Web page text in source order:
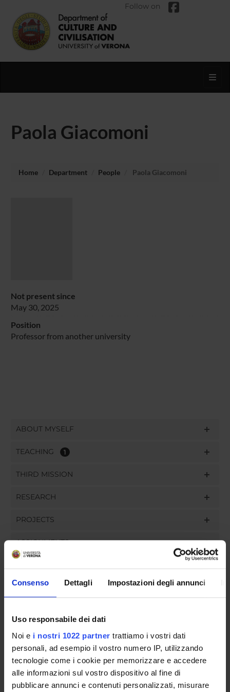
Consenso Dettagli Impostazioni degli annunci
Uso responsabile dei dati
Noi e i nostri 1022 partner trattiamo i vostri dati
personali, ad esempio il vostro numero IP, utilizzando
tecnologie come i cookie per memorizzare e accedere
alle informazioni sul vostro dispositivo al fine di
pubblicare annunci e contenuti personalizzati, misurare
Follow on
Paola Giacomoni
Home Department People Paola Giacomoni
Not present since
May 30, 2025
Position
Professor from another university
ABOUT MYSELF
TEACHING 1
THIRD MISSION
RESEARCH
PROJECTS
ASSIGNMENTS
ORGANISATION
GOVERNANCE
COMMITTEES
DEPARTMENT ADMINISTRATION OFFICES
STUDENT ADMINISTRATION OFFICES